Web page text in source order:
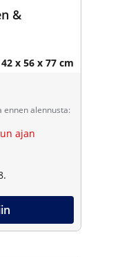
&
42 x 56 x 77 cm
ennen alennusta:
ajan